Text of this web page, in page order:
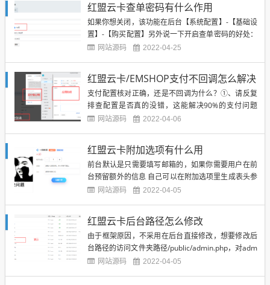
0....
红盟云卡查单密码有什么作用
如果你想关闭，该功能在后台【系统配置】-【基础设
置】-【购买配置】另外说一下开启查单密码的好处：
假设你售卖的商品是可循环使用的，在没开启查单密
所填的邮箱，不知道查单密码他是无法提取到卡密信
息的。案例1：你售卖...
网站源码 2022-04-25
红盟云卡/EMSHOP支付不回调怎么解决
支付配置核对正确，还是不回调为什么？①、请反复
排查配置是否真的没错，这能解决90%的支付问题
②、使用的是易支付/码支付，请核对自己服务器网络
载教程里的版本http://blog.vsiis.com/...
网站源码 2022-04-06
红盟云卡附加选项有什么用
前台默认是只需要填写邮箱的，如果你需要用户在前
台预留额外的信息 自己可以在附加选项里生成表头参
数，下图演示简单直观
网站源码 2022-04-05
红盟云卡后台路径怎么修改
由于框架原因，不采用在后台直接修改，想要修改后
台路径的访问文件夹路径/public/admin.php，对adm
in.php重命名，例如改为ceshi.php。然后再到/applic
网站源码 2022-04-05